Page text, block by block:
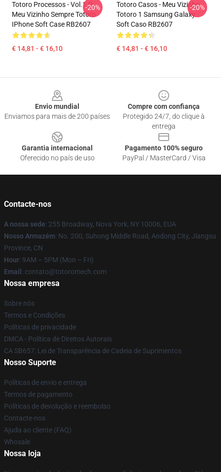
Totoro Processos - Vol.1 O
Meu Vizinho Sempre Totoro
IPhone Soft Case RB2607
€ 14,81 - € 16,10
-20%
Totoro Casos - Meu Vizinho
Totoro 1 Samsung Galaxy
Soft Caso RB2607
€ 14,81 - € 16,10
-20%
Envio mundial
Enviamos para mais de 200 países
Compre com confiança
Protegido 24/7, do clique à
entrega
Garantia internacional
Oferecido no país de uso
Pagamento 100% seguro
PayPal / MasterCard / Visa
Contacte-nos
A nossa sede: 255 Broadway, Nova York, NY 10006, EUA
Nosso Armazém: No. 200, Suhong Middle Road, Andong City, Jiangsu
Province, CN
Hour: 9AM – 5PM (Mon – Fri)
Email : contato@totoromech.com
Nossa empresa
Sobre nós
Termos e Condições
Políticas de privacidade
DMCA - Política de Direitos Autorais
CA SB657: Lei de Transparência de Cadeia de Suprimentos
Nosso Suporte
Políticas de envio e entrega
Termos de pagamento
Políticas de devolução e reembolso
Contacte-nos
Ajuda ao cliente (FAQ)
Whosale
Nossa loja